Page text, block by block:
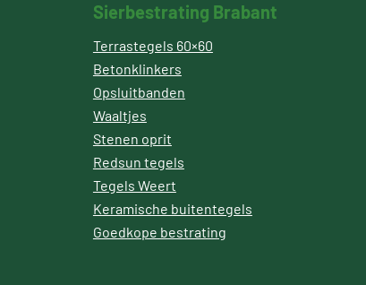
Sierbestrating Brabant
Terrastegels 60×60
Betonklinkers
Opsluitbanden
Waaltjes
Stenen oprit
Redsun tegels
Tegels Weert
Keramische buitentegels
Goedkope bestrating